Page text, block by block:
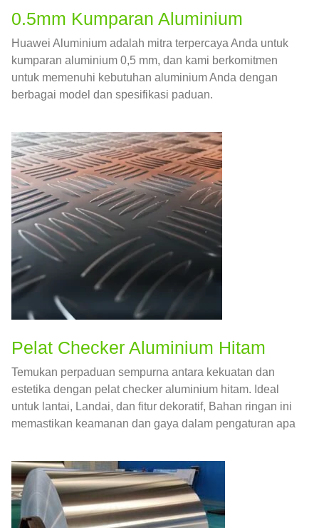
0.5mm Kumparan Aluminium
Huawei Aluminium adalah mitra terpercaya Anda untuk
kumparan aluminium 0,5 mm, dan kami berkomitmen
untuk memenuhi kebutuhan aluminium Anda dengan
berbagai model dan spesifikasi paduan.
Pelat Checker Aluminium Hitam
Temukan perpaduan sempurna antara kekuatan dan
estetika dengan pelat checker aluminium hitam. Ideal
untuk lantai, Landai, dan fitur dekoratif, Bahan ringan ini
memastikan keamanan dan gaya dalam pengaturan apa